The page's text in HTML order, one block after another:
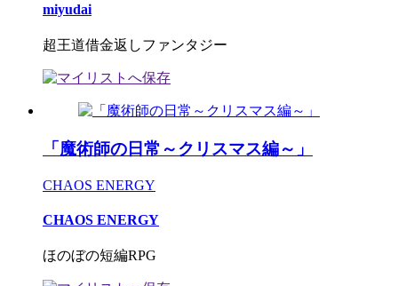
miyudai
超王道借金返しファンタジー
「魔術師の日常～クリスマス編～」
CHAOS ENERGY
CHAOS ENERGY
ほのぼの短編RPG